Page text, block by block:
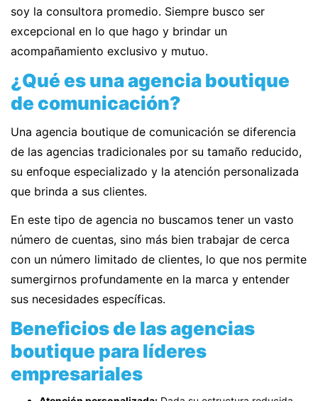
soy la consultora promedio. Siempre busco ser
excepcional en lo que hago y brindar un
acompañamiento exclusivo y mutuo.
¿Qué es una agencia boutique
de comunicación?
Una agencia boutique de comunicación se diferencia
de las agencias tradicionales por su tamaño reducido,
su enfoque especializado y la atención personalizada
que brinda a sus clientes.
En este tipo de agencia no buscamos tener un vasto
número de cuentas, sino más bien trabajar de cerca
con un número limitado de clientes, lo que nos permite
sumergirnos profundamente en la marca y entender
sus necesidades específicas.
Beneficios de las agencias
boutique para líderes
empresariales